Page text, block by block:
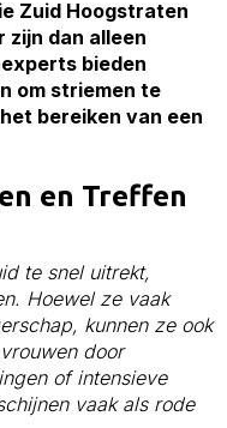
Zuid Hoogstraten
zijn dan alleen
bieden
om striemen te
bereiken van een
en Treffen
te snel uitrekt,
Hoewel ze vaak
kunnen ze ook
door
of intensieve
vaak als rode